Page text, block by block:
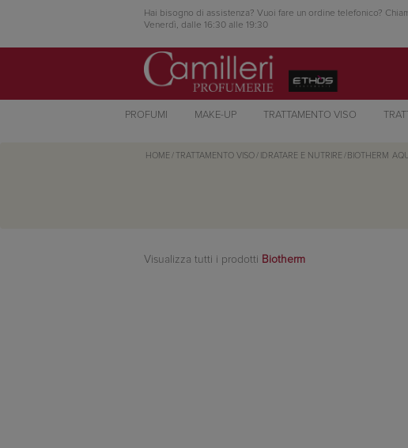
Hai bisogno di assistenza? Vuoi fare un ordine telefonico?
Venerdì, dalle 16:30 alle 19:30
PROFUMI MAKE-UP TRATTAMENTO VISO
HOME / TRATTAMENTO VISO / IDRATARE E NUTRIRE / BIOTHERM
Visualizza tutti i prodotti Biotherm